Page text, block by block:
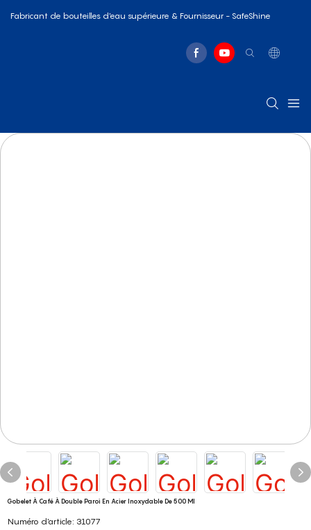
Fabricant de bouteilles d'eau supérieure & Fournisseur - SafeShine
Gobelet À Café À Double Paroi En Acier Inoxydable De 500 Ml
Numéro d'article: 31077